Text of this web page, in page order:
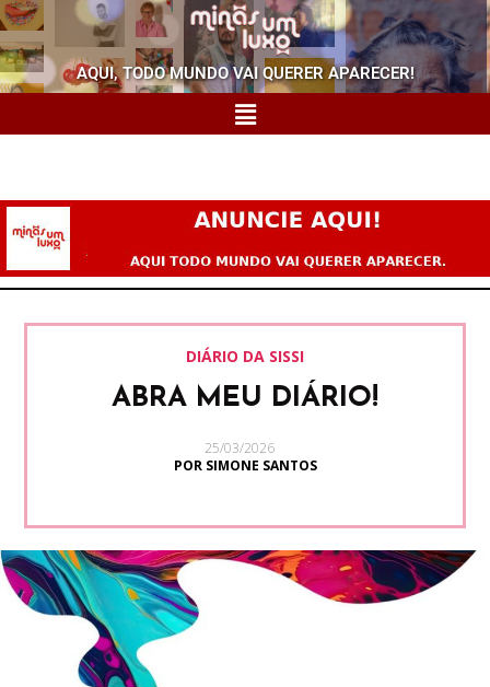
AQUI, TODO MUNDO VAI QUERER APARECER!
DIÁRIO DA SISSI
ABRA MEU DIÁRIO!
25/03/2026
POR SIMONE SANTOS